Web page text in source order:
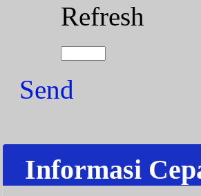
Refresh
Send
Informasi